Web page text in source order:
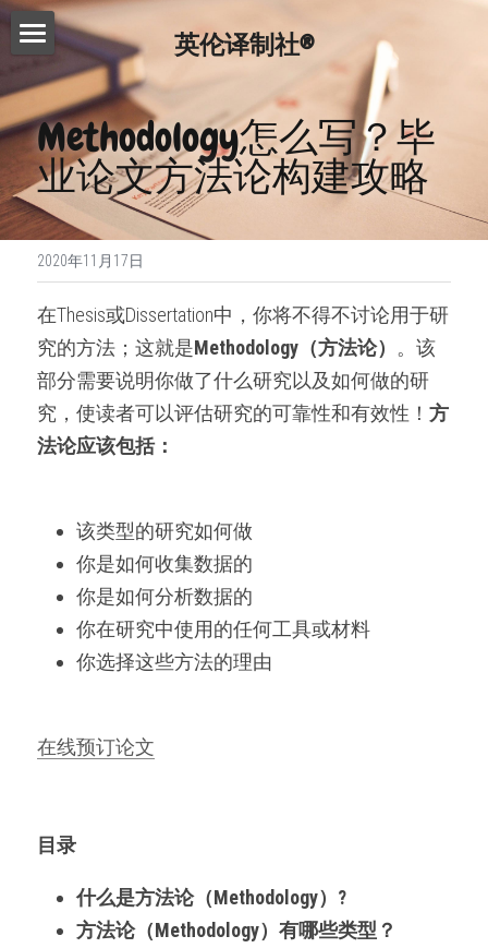
英伦译制社®
首页
服务介绍
Essay代写
Dissertation代写
Proofreading
论文修改服务
演讲文稿代写
留学申请资料
代码&分析工具
出版与商业写作
费用查询
写作指南
写作技巧
免费模板
常见问题
精英招募
联系我们
搜索
SERVICE
Methodology怎么写？毕
业论文方法论构建攻略
2020年11月17日
在Thesis或Dissertation中，你将不得不讨论用于研
究的方法；这就是Methodology（方法论） 。该
部分需要说明你做了什么研究以及如何做的研
究，使读者可以评估研究的可靠性和有效性！ 方
法论应该包括：
该类型的研究如何做
你是如何收集数据的
你是如何分析数据的
你在研究中使用的任何工具或材料
你选择这些方法的理由
在线预订论文
目录
什么是方法论（Methodology）?
方法论（Methodology）有哪些类型？